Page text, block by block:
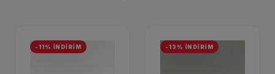
-11% İNDİRİM -13% İNDİRİM